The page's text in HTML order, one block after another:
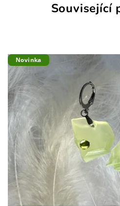
Související
Novinka